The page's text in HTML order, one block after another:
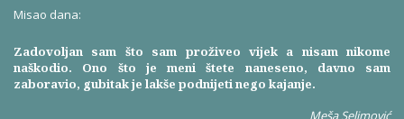
Misao dana:
Zadovoljan sam što sam proživeo vijek a nisam nikome
naškodio. Ono što je meni štete naneseno, davno sam
zaboravio, gubitak je lakše podnijeti nego kajanje.
Meša Selimović